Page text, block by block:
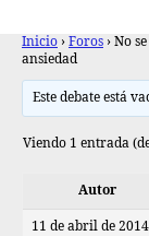
Inicio › Foros › No
ansiedad
Este debate está
Viendo 1 entrada
Autor
11 de abril de